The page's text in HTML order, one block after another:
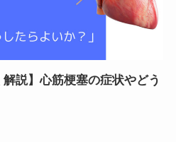
解説】心筋梗塞の症状やどう